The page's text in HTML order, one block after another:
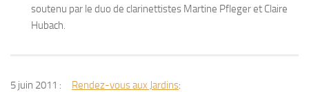
soutenu par le duo de clarinettistes Martine Pfleger et Claire
Hubach.
5 juin 2011 : Rendez-vous aux Jardins: